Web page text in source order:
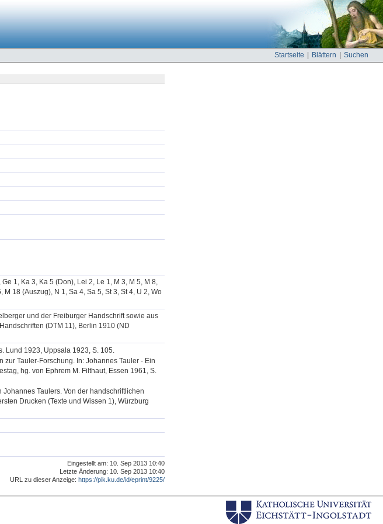
Startseite Blättern Suchen
1, Ka 3, Ka 5 (Don), Lei 2, Le 1, M 3, M 5, M 8,
18 (Auszug), N 1, Sa 4, Sa 5, St 3, St 4, U 2, Wo
und der Freiburger Handschrift sowie aus
(DTM 11), Berlin 1910 (ND
Lund 1923, Uppsala 1923, S. 105.
Tauler-Forschung. In: Johannes Tauler - Ein
hg. von Ephrem M. Filthaut, Essen 1961, S.
Johannes Taulers. Von der handschriftlichen
Drucken (Texte und Wissen 1), Würzburg
Eingestellt am: 10. Sep 2013 10:40
Letzte Änderung: 10. Sep 2013 10:40
URL zu dieser Anzeige: https://pik.ku.de/id/eprint/9225/